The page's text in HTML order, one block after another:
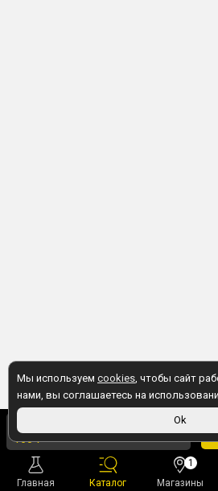
Главная Каталог Магазины
1
160 ₽
Мы используем cookies, чтобы сайт
нами, вы соглашаетесь на
Ok